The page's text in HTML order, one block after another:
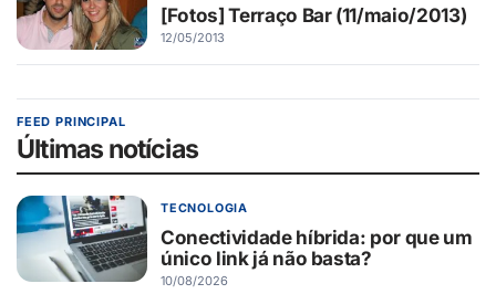
[Fotos] Terraço Bar (11/maio/2013)
12/05/2013
FEED PRINCIPAL
Últimas notícias
TECNOLOGIA
Conectividade híbrida: por que um
único link já não basta?
10/08/2026